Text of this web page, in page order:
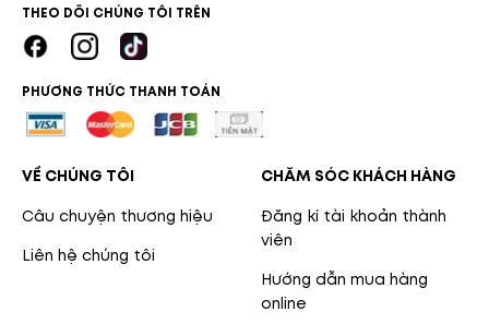
THEO DÕI CHÚNG TÔI TRÊN
PHƯƠNG THỨC THANH TOÁN
VỀ CHÚNG TÔI
Câu chuyện thương hiệu
Liên hệ chúng tôi
CHĂM SÓC KHÁCH HÀNG
Đăng kí tài khoản thành
viên
Hướng dẫn mua hàng
online